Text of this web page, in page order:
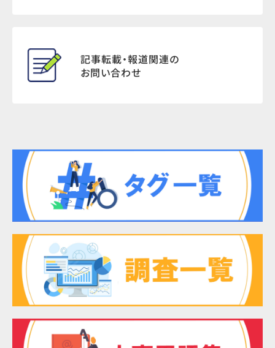
記事転載・報道関連の
お問い合わせ